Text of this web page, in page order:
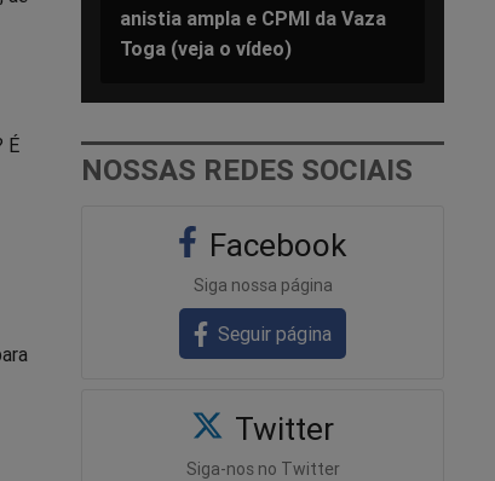
É
anistia ampla e CPMI da Vaza
Toga (veja o vídeo)
NOSSAS REDES SOCIAIS
Facebook
Siga nossa página
Seguir página
Twitter
Siga-nos no Twitter